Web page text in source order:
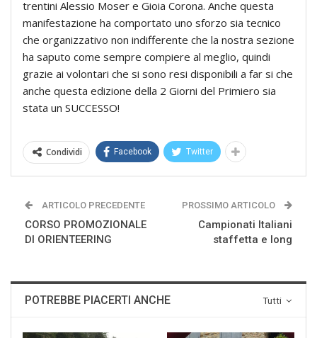
trentini Alessio Moser e Gioia Corona. Anche questa
manifestazione ha comportato uno sforzo sia tecnico
che organizzativo non indifferente che la nostra sezione
ha saputo come sempre compiere al meglio, quindi
grazie ai volontari che si sono resi disponibili a far si che
anche questa edizione della 2 Giorni del Primiero sia
stata un SUCCESSO!
Condividi Facebook Twitter
ARTICOLO PRECEDENTE
CORSO PROMOZIONALE
DI ORIENTEERING
PROSSIMO ARTICOLO
Campionati Italiani
staffetta e long
Tutti
POTREBBE PIACERTI ANCHE